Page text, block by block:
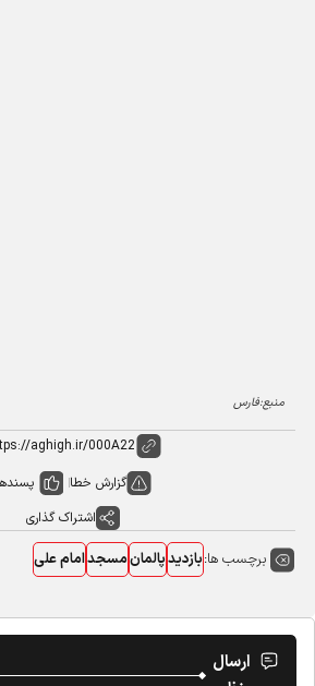
منبع:فارس
گزارش خطا پسندها0
اشتراک گذاری
برچسب ها:بازدیدپالمانمسجدامام علی
ارسال